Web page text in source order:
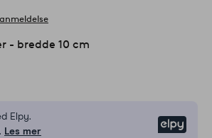
- bredde 10 cm
Elpy.
Les mer